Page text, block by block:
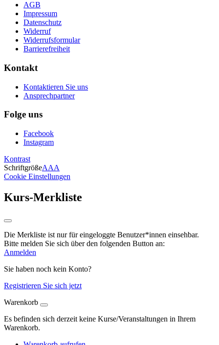
AGB
Impressum
Datenschutz
Widerruf
Widerrufsformular
Barrierefreiheit
Kontakt
Kontaktieren Sie uns
Ansprechpartner
Folge uns
Facebook
Instagram
Kontrast
SchriftgrößeAAA
Cookie Einstellungen
Kurs-Merkliste
Die Merkliste ist nur für eingeloggte Benutzer*innen einsehbar.
Bitte melden Sie sich über den folgenden Button an:
Anmelden
Sie haben noch kein Konto?
Registrieren Sie sich jetzt
Warenkorb
Es befinden sich derzeit keine Kurse/Veranstaltungen in Ihrem
Warenkorb.